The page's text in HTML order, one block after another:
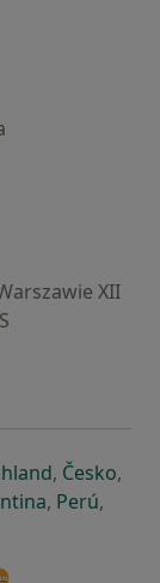
główna
XII
karcie
w nowej
otwiera się
, Česko,
karciekarcie
się w nowej
otwiera się
, Perú,